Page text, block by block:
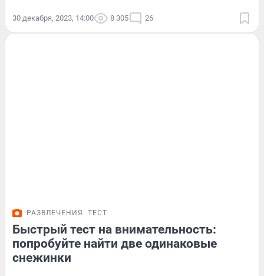
30 декабря, 2023, 14:00 8 305 26
РАЗВЛЕЧЕНИЯ ТЕСТ
Быстрый тест на внимательность:
попробуйте найти две одинаковые
снежинки